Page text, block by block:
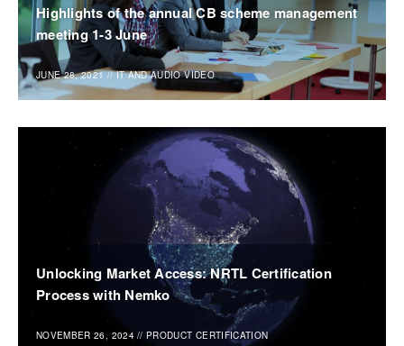
Highlights of the annual CB scheme management
meeting 1-3 June
JUNE 28, 2021 //IT AND AUDIO VIDEO
Unlocking Market Access: NRTL Certification
Process with Nemko
NOVEMBER 26, 2024 // PRODUCT CERTIFICATION